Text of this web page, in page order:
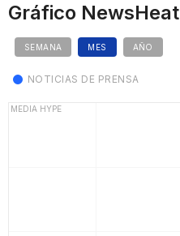
Gráfico NewsHeat
SEMANA MES AÑO
NOTICIAS DE PRENSA